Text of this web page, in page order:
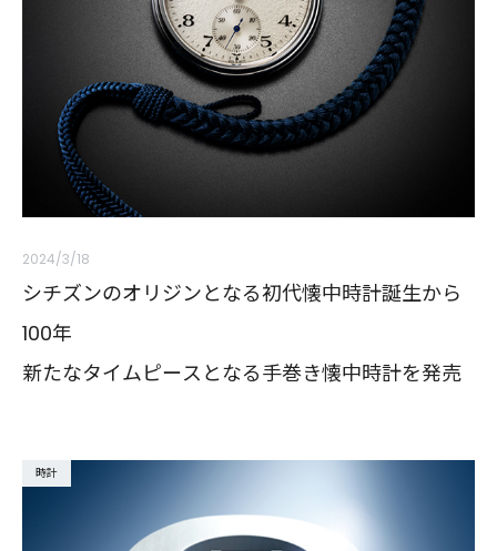
2024/3/18
シチズンのオリジンとなる初代懐中時計誕生から
100年
新たなタイムピースとなる手巻き懐中時計を発売
時計